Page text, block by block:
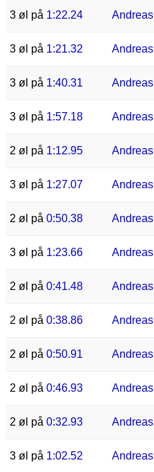
3 øl på 1:22.24 Andreas
3 øl på 1:21.32 Andreas
3 øl på 1:40.31 Andreas
3 øl på 1:57.18 Andreas
2 øl på 1:12.95 Andreas
3 øl på 1:27.07 Andreas
2 øl på 0:50.38 Andreas
3 øl på 1:23.66 Andreas
2 øl på 0:41.48 Andreas
2 øl på 0:38.86 Andreas
2 øl på 0:50.91 Andreas
2 øl på 0:46.93 Andreas
2 øl på 0:32.93 Andreas
3 øl på 1:02.52 Andreas